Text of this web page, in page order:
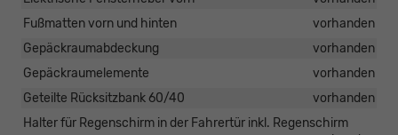
Fußmatten vorn und hinten
vorhanden
Gepäckraumabdeckung
vorhanden
Gepäckraumelemente
vorhanden
Geteilte Rücksitzbank 60/40
vorhanden
Halter für Regenschirm in der Fahrertür inkl. Regenschirm